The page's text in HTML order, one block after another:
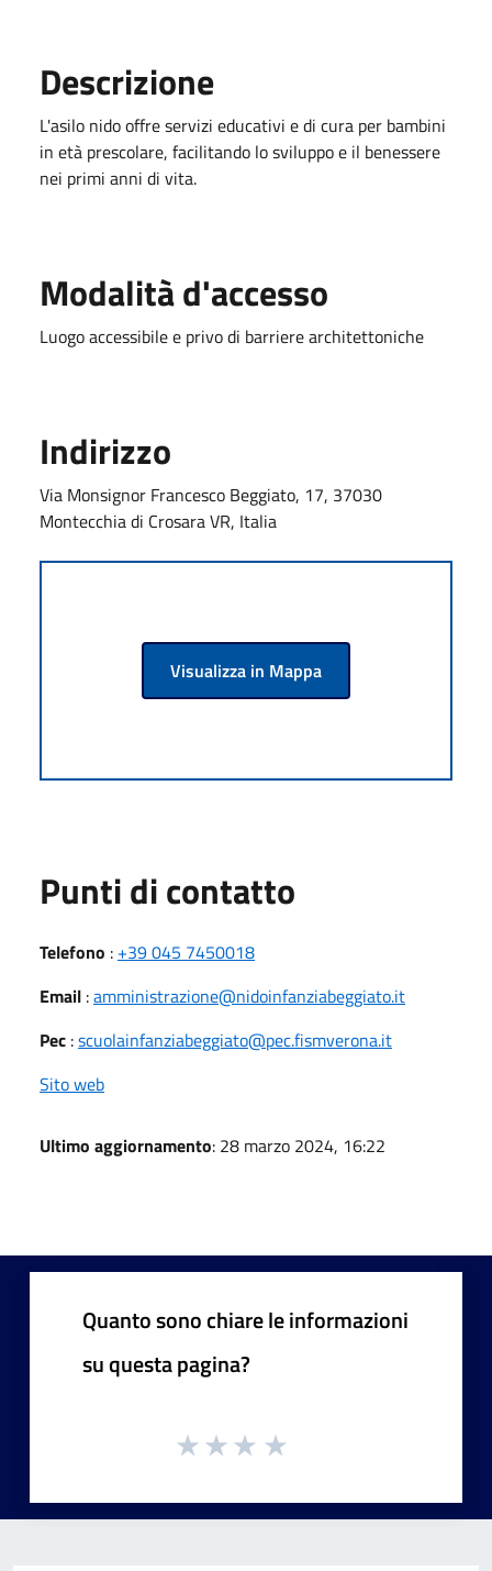
Descrizione
L'asilo nido offre servizi educativi e di cura per bambini
in età prescolare, facilitando lo sviluppo e il benessere
nei primi anni di vita.
Modalità d'accesso
Luogo accessibile e privo di barriere architettoniche
Indirizzo
Via Monsignor Francesco Beggiato, 17, 37030
Montecchia di Crosara VR, Italia
Visualizza in Mappa
Punti di contatto
Telefono : +39 045 7450018
Email :amministrazione@nidoinfanziabeggiato.it
Pec :scuolainfanziabeggiato@pec.fismverona.it
Sito web
Ultimo aggiornamento: 28 marzo 2024, 16:22
Quanto sono chiare le informazioni
su questa pagina?